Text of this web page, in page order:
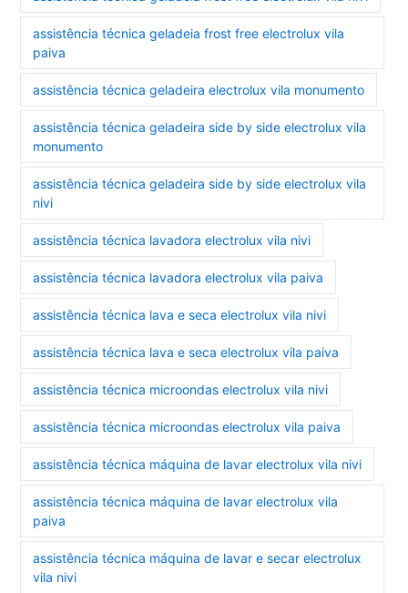
assistência técnica geladeia frost free electrolux vila
paiva
assistência técnica geladeira electrolux vila monumento
assistência técnica geladeira side by side electrolux vila
monumento
assistência técnica geladeira side by side electrolux vila
nivi
assistência técnica lavadora electrolux vila nivi
assistência técnica lavadora electrolux vila paiva
assistência técnica lava e seca electrolux vila nivi
assistência técnica lava e seca electrolux vila paiva
assistência técnica microondas electrolux vila nivi
assistência técnica microondas electrolux vila paiva
assistência técnica máquina de lavar electrolux vila nivi
assistência técnica máquina de lavar electrolux vila
paiva
assistência técnica máquina de lavar e secar electrolux
vila nivi